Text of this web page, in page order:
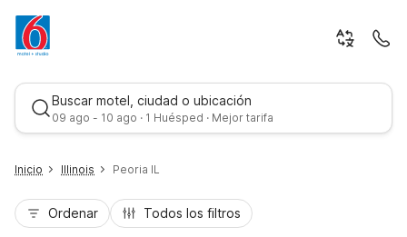
Buscar motel, ciudad o ubicación
09 ago - 10 ago · 1 Huésped · Mejor tarifa
Inicio Illinois Peoria IL
Ordenar Todos los filtros